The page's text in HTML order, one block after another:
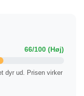
66/100 (Høj)
dyr ud. Prisen virker